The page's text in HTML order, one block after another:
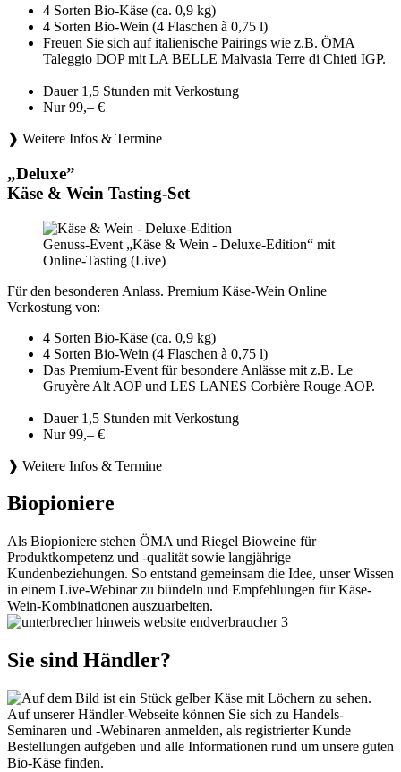
4 Sorten Bio-Käse (ca. 0,9 kg)
4 Sorten Bio-Wein (4 Flaschen à 0,75 l)
Freuen Sie sich auf italienische Pairings wie z.B. ÖMA
Taleggio DOP mit LA BELLE Malvasia Terre di Chieti IGP.
Dauer 1,5 Stunden mit Verkostung
Nur 99,– €
❱ Weitere Infos & Termine
„Deluxe”
Käse & Wein Tasting-Set
Genuss-Event „Käse & Wein - Deluxe-Edition“ mit
Online-Tasting (Live)
Für den besonderen Anlass. Premium Käse-Wein Online
Verkostung von:
4 Sorten Bio-Käse (ca. 0,9 kg)
4 Sorten Bio-Wein (4 Flaschen à 0,75 l)
Das Premium-Event für besondere Anlässe mit z.B. Le
Gruyère Alt AOP und LES LANES Corbière Rouge AOP.
Dauer 1,5 Stunden mit Verkostung
Nur 99,– €
❱ Weitere Infos & Termine
Biopioniere
Als Biopioniere stehen ÖMA und Riegel Bioweine für
Produktkompetenz und -qualität sowie langjährige
Kundenbeziehungen. So entstand gemeinsam die Idee, unser Wissen
in einem Live-Webinar zu bündeln und Empfehlungen für Käse-
Wein-Kombinationen auszuarbeiten.
Sie sind Händler?
Auf unserer Händler-Webseite können Sie sich zu Handels-
Seminaren und -Webinaren anmelden, als registrierter Kunde
Bestellungen aufgeben und alle Informationen rund um unsere guten
Bio-Käse finden.